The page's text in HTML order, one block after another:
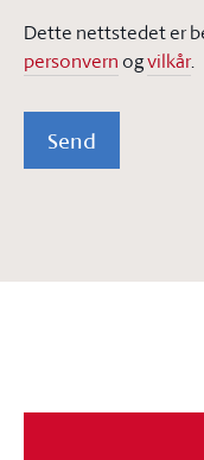
Dette nettstedet er
personvern ogvilkår.
Send